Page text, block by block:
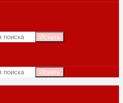
Искать
Искать